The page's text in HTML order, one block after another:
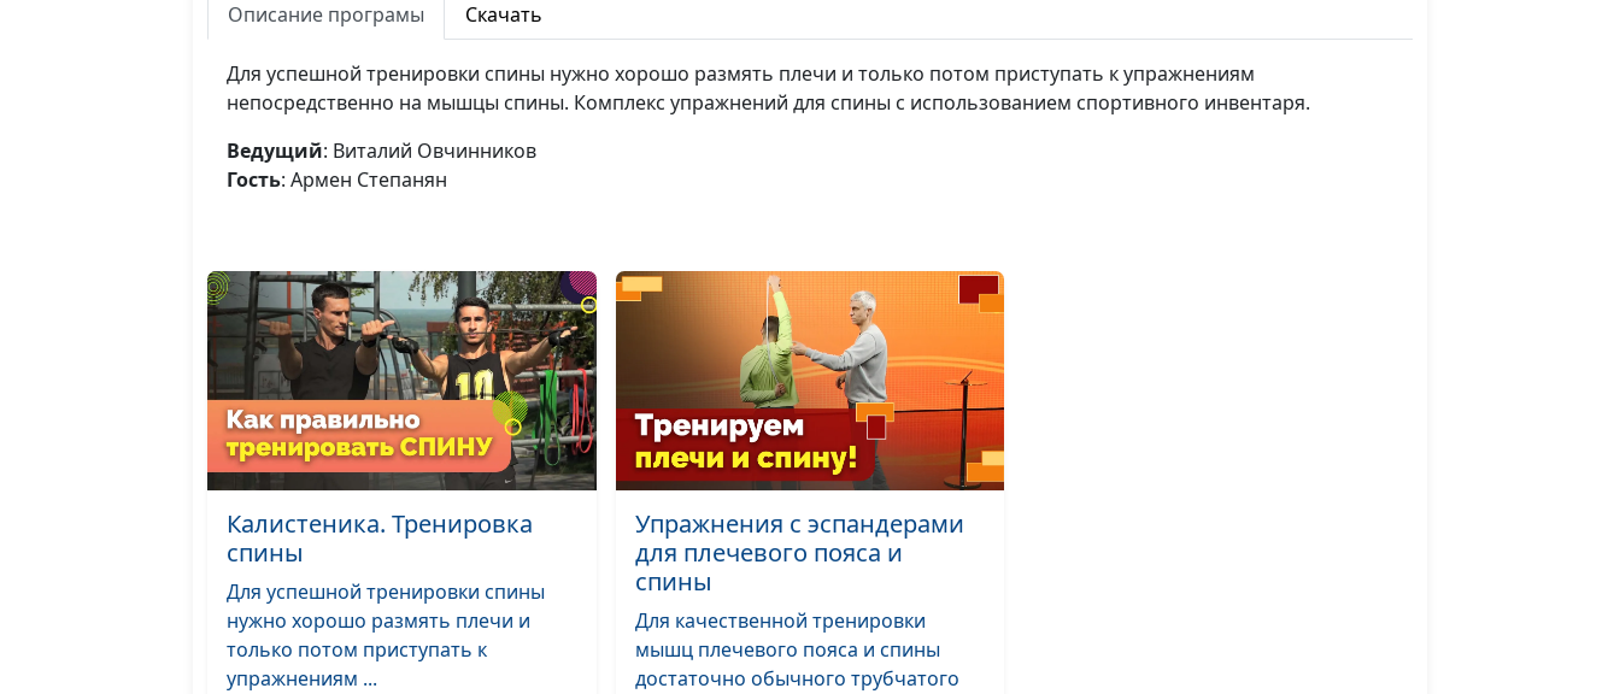
Описание програмы Скачать
Для успешной тренировки спины нужно хорошо размять плечи и только потом приступать к упражнениям
непосредственно на мышцы спины. Комплекс упражнений для спины с использованием спортивного инвентаря.
Ведущий: Виталий Овчинников
Гость: Армен Степанян
Калистеника. Тренировка
спины
Для успешной тренировки спины
нужно хорошо размять плечи и
только потом приступать к
упражнениям ...
Упражнения с эспандерами
для плечевого пояса и
спины
Для качественной тренировки
мышц плечевого пояса и спины
достаточно обычного трубчатого